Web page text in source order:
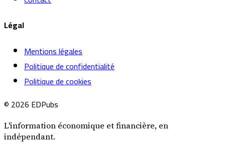
Légal
Mentions légales
Politique de confidentialité
Politique de cookies
© 2026 EDPubs
L'information économique et financière, en
indépendant.